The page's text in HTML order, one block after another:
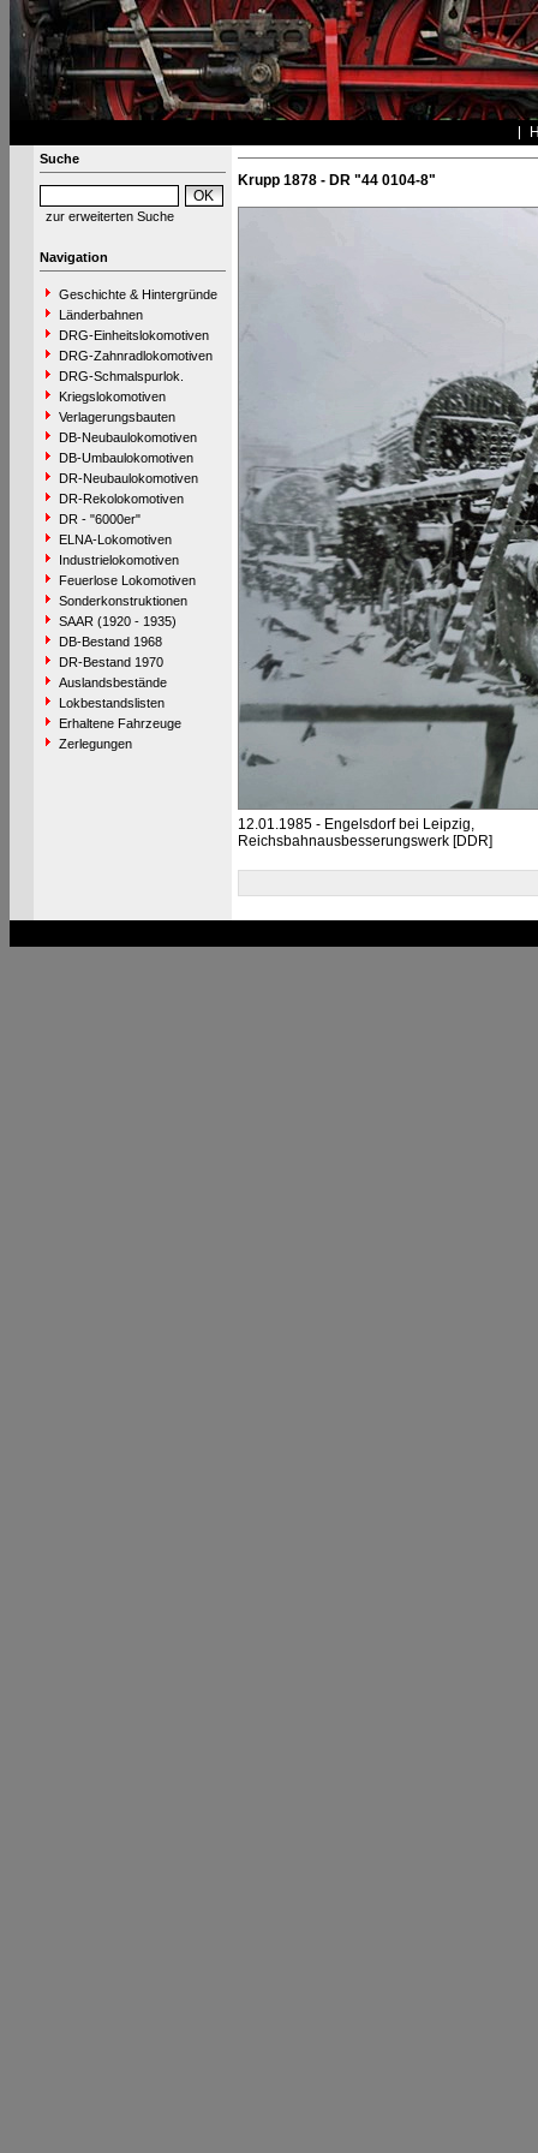
Suche
zur erweiterten Suche
Navigation
Geschichte & Hintergründe
Länderbahnen
DRG-Einheitslokomotiven
DRG-Zahnradlokomotiven
DRG-Schmalspurlok.
Kriegslokomotiven
Verlagerungsbauten
DB-Neubaulokomotiven
DB-Umbaulokomotiven
DR-Neubaulokomotiven
DR-Rekolokomotiven
DR - "6000er"
ELNA-Lokomotiven
Industrielokomotiven
Feuerlose Lokomotiven
Sonderkonstruktionen
SAAR (1920 - 1935)
DB-Bestand 1968
DR-Bestand 1970
Auslandsbestände
Lokbestandslisten
Erhaltene Fahrzeuge
Zerlegungen
Krupp 1878 - DR "44 0104-8"
12.01.1985 - Engelsdorf bei Leipzig,
Reichsbahnausbesserungswerk [DDR]